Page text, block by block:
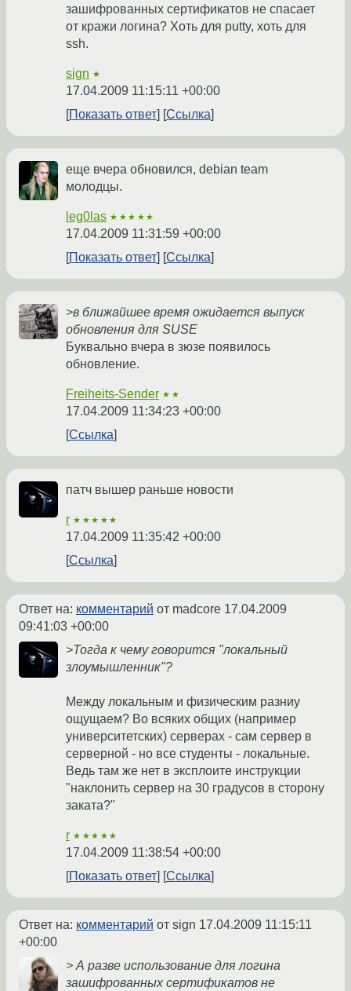
зашифрованных сертификатов не спасает
от кражи логина? Хоть для putty, хоть для
ssh.
sign ★
17.04.2009 11:15:11 +00:00
Показать ответ
Ссылка
еще вчера обновился, debian team
молодцы.
leg0las ★★★★★
17.04.2009 11:31:59 +00:00
Показать ответ
Ссылка
>в ближайшее время ожидается выпуск
обновления для SUSE
Буквально вчера в зюзе появилось
обновление.
Freiheits-Sender ★★
17.04.2009 11:34:23 +00:00
Ссылка
патч вышер раньше новости
r ★★★★★
17.04.2009 11:35:42 +00:00
Ссылка
Ответ на: комментарий от madcore 17.04.2009
09:41:03 +00:00
>Тогда к чему говорится "локальный
злоумышленник"?
Между локальным и физическим разниу
ощущаем? Во всяких общих (например
университетских) серверах - сам сервер в
серверной - но все студенты - локальные.
Ведь там же нет в эксплоите инструкции
"наклонить сервер на 30 градусов в сторону
заката?"
r ★★★★★
17.04.2009 11:38:54 +00:00
Показать ответ
Ссылка
Ответ на: комментарий от sign 17.04.2009 11:15:11
+00:00
> А разве использование для логина
зашифрованных сертификатов не